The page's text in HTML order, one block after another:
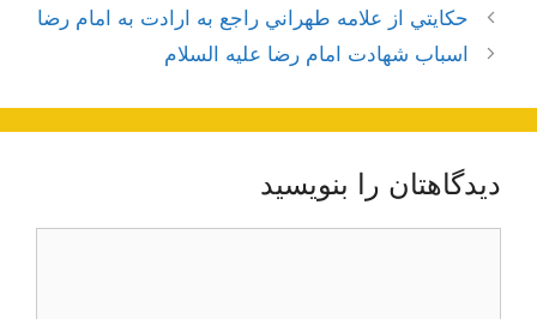
ناوبری
نوشته‌ها
حكايتي از علامه طهراني راجع به ارادت به امام رضا
اسباب شهادت امام رضا علیه السلام
دیدگاهتان را بنویسید